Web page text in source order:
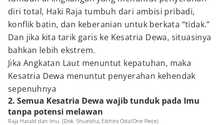
diri total, Haki Raja tumbuh dari ambisi pribadi,
konflik batin, dan keberanian untuk berkata “tidak.”
Dan jika kita tarik garis ke Kesatria Dewa, situasinya
bahkan lebih ekstrem.
Jika Angkatan Laut menuntut kepatuhan, maka
Kesatria Dewa menuntut penyerahan kehendak
sepenuhnya
2. Semua Kesatria Dewa wajib tunduk pada Imu
tanpa potensi melawan
Raja Harald dan Imu. (Dok. Shueisha, Eiichiro Oda/One Piece)